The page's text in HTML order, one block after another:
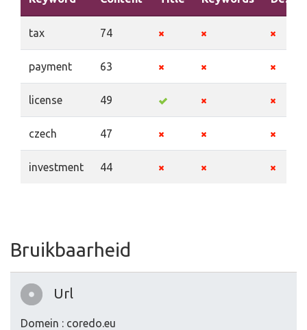
tax 74
payment 63
license 49
czech 47
investment 44
Bruikbaarheid
Url
Domein : coredo.eu